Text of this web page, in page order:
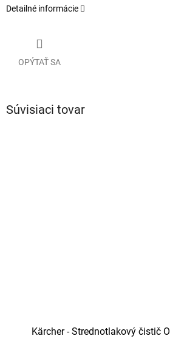
Detailné informácie
OPÝTAŤ SA
Súvisiaci tovar
Kärcher - Strednotlakový čistič